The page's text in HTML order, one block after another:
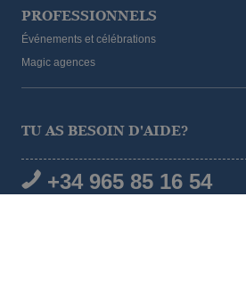
PROFESSIONNELS
Événements et célébrations
Magic agences
TU AS BESOIN D'AIDE?
+34 965 85 16 54